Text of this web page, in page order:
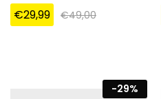
€29,99 €49,00
-29%